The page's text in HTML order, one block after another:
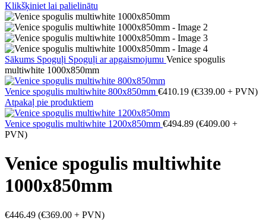
Klikšķiniet lai palielinātu
Sākums Spoguļi Spoguļi ar apgaismojumu Venice spogulis
multiwhite 1000x850mm
Venice spogulis multiwhite 800x850mm €410.19 (€339.00 + PVN)
Atpakaļ pie produktiem
Venice spogulis multiwhite 1200x850mm €494.89 (€409.00 +
PVN)
Venice spogulis multiwhite
1000x850mm
€446.49 (€369.00 + PVN)